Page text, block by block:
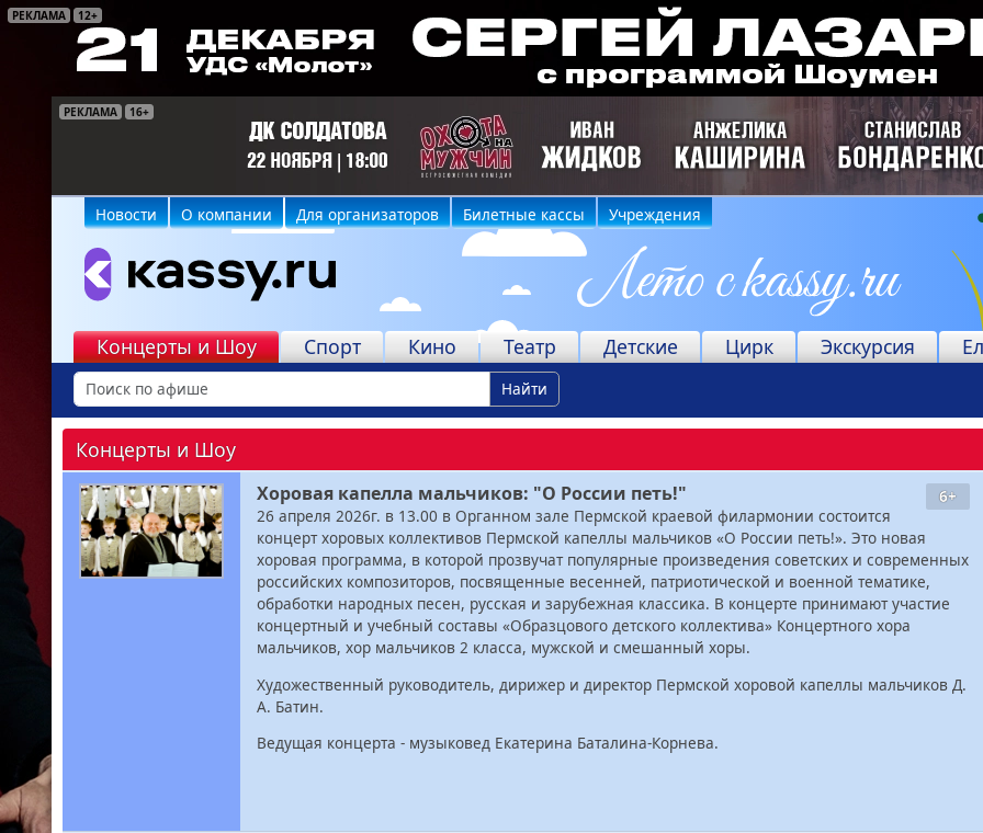
РЕКЛАМА 12+
РЕКЛАМА 16+
РЕКЛАМА 6+
РЕКЛАМА 16+
РЕКЛАМА 6+
РЕКЛАМА 12+
РЕКЛАМА 6+
Новости О компании Для организаторов Билетные кассы Учреждения
Концерты и Шоу Спорт Кино Театр Детские Цирк Экскурсия
Найти
Концерты и Шоу
6+
Хоровая капелла мальчиков: "О России петь!"
26 апреля 2026г. в 13.00 в Органном зале Пермской краевой филармонии состоится
концерт хоровых коллективов Пермской капеллы мальчиков «О России петь!». Это новая
хоровая программа, в которой прозвучат популярные произведения советских и современных
российских композиторов, посвященные весенней, патриотической и военной тематике,
обработки народных песен, русская и зарубежная классика. В концерте принимают участие
концертный и учебный составы «Образцового детского коллектива» Концертного хора
мальчиков, хор мальчиков 2 класса, мужской и смешанный хоры.
Художественный руководитель, дирижер и директор Пермской хоровой капеллы мальчиков Д.
А. Батин.
Ведущая концерта - музыковед Екатерина Баталина-Корнева.